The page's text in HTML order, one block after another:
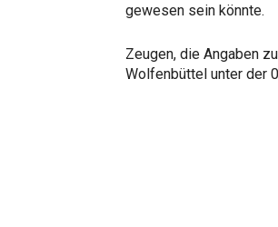
gewesen sein könnte.
Zeugen, die Angaben
Wolfenbüttel unter der